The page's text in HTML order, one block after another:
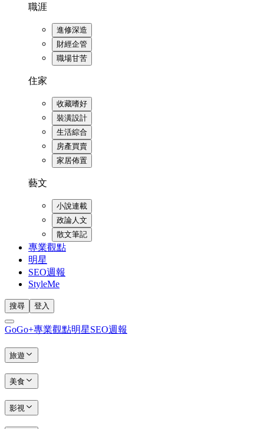
職涯
進修深造
財經企管
職場甘苦
住家
收藏嗜好
裝潢設計
生活綜合
房產買賣
家居佈置
藝文
小說連載
政論人文
散文筆記
專業觀點
明星
SEO週報
StyleMe
搜尋 登入
GoGo+專業觀點明星SEO週報
旅遊
美食
影視